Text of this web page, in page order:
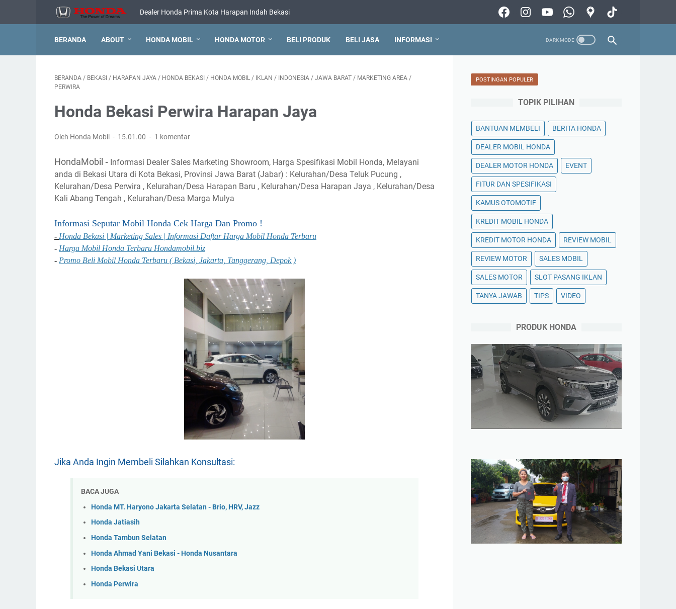
Dealer Honda Prima Kota Harapan Indah Bekasi
BERANDA ABOUT HONDA MOBIL HONDA MOTOR BELI PRODUK BELI JASA INFORMASI
BERANDA / BEKASI / HARAPAN JAYA / HONDA BEKASI / HONDA MOBIL / IKLAN / INDONESIA / JAWA BARAT / MARKETING AREA /
PERWIRA
Honda Bekasi Perwira Harapan Jaya
Oleh Honda Mobil 15.01.00 1 komentar
HondaMobil - Informasi Dealer Sales Marketing Showroom, Harga Spesifikasi Mobil Honda, Melayani
anda di Bekasi Utara di Kota Bekasi, Provinsi Jawa Barat (Jabar) : Kelurahan/Desa Teluk Pucung ,
Kelurahan/Desa Perwira , Kelurahan/Desa Harapan Baru , Kelurahan/Desa Harapan Jaya , Kelurahan/Desa
Kali Abang Tengah , Kelurahan/Desa Marga Mulya
Informasi Seputar Mobil Honda Cek Harga Dan Promo !
- Honda Bekasi | Marketing Sales | Informasi Daftar Harga Mobil Honda Terbaru
- Harga Mobil Honda Terbaru Hondamobil.biz
- Promo Beli Mobil Honda Terbaru ( Bekasi, Jakarta, Tanggerang, Depok )
Jika Anda Ingin Membeli Silahkan Konsultasi:
BACA JUGA
Honda MT. Haryono Jakarta Selatan - Brio, HRV, Jazz
Honda Jatiasih
Honda Tambun Selatan
Honda Ahmad Yani Bekasi - Honda Nusantara
Honda Bekasi Utara
Honda Perwira
POSTINGAN POPULER
TOPIK PILIHAN
BANTUAN MEMBELI BERITA HONDA
DEALER MOBIL HONDA
DEALER MOTOR HONDA EVENT
FITUR DAN SPESIFIKASI
KAMUS OTOMOTIF
KREDIT MOBIL HONDA
KREDIT MOTOR HONDA REVIEW MOBIL
REVIEW MOTOR SALES MOBIL
SALES MOTOR SLOT PASANG IKLAN
TANYA JAWAB TIPS VIDEO
PRODUK HONDA